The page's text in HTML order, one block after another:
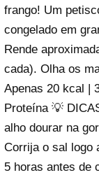
frango! Um
congelado em
Rende
cada). Olha os
Apenas 20 kcal |
Proteína 💡
alho dourar na
Corrija o sal logo
5 horas antes de